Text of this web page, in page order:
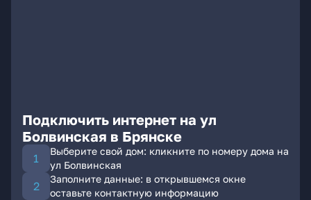
Подключить интернет на ул
Болвинская в Брянске
Выберите свой дом: кликните по номеру дома на
ул Болвинская
Заполните данные: в открывшемся окне
оставьте контактную информацию